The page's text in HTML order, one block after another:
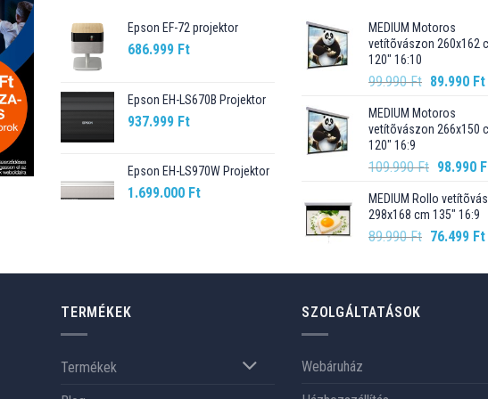
Epson EF-72 projektor
686.999 Ft
Epson EH-LS670B Projektor
937.999 Ft
Epson EH-LS970W Projektor
1.699.000 Ft
MEDIUM Motoros
vetítõvászon 260x162
120" 16:10
99.990Ft Original
was:
99.990 Ft.
89.990 Ft
MEDIUM Motoros
vetítõvászon 266x150
120" 16:9
109.990Ft Original
was:
109.990
98.990
MEDIUM Rollo
298x168 cm 135" 16:9
89.990Ft Original
was:
76.499 Ft
TERMÉKEK
Termékek
SZOLGÁLTATÁSOK
Webáruház